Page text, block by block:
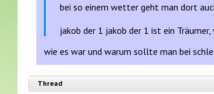
bei so einem wetter geht man dort
jakob der 1 jakob der 1 ist ein
wie es war und warum sollte man bei
Thread